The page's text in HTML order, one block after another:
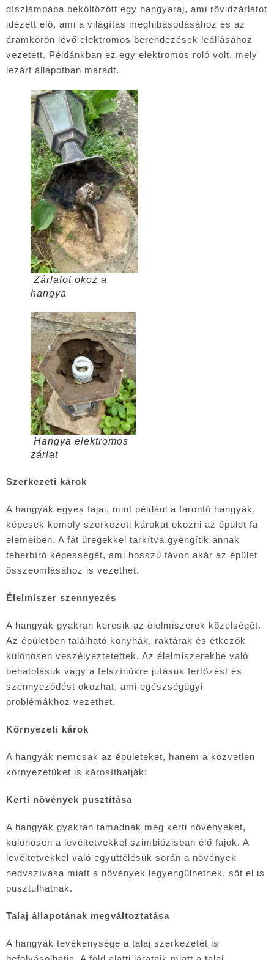
díszlámpába beköltözött egy hangyaraj, ami rövidzárlatot
idézett elő, ami a világítás meghibásodásához és az
áramkörön lévő elektromos berendezések leállásához
vezetett. Példánkban ez egy elektromos roló volt, mely
lezárt állapotban maradt.
Zárlatot okoz a
hangya
Hangya elektromos
zárlat
Szerkezeti károk
A hangyák egyes fajai, mint például a farontó hangyák,
képesek komoly szerkezeti károkat okozni az épület fa
elemeiben. A fát üregekkel tarkítva gyengítik annak
teherbíró képességét, ami hosszú távon akár az épület
összeomlásához is vezethet.
Élelmiszer szennyezés
A hangyák gyakran keresik az élelmiszerek közelségét.
Az épületben található konyhák, raktárak és étkezők
különösen veszélyeztetettek. Az élelmiszerekbe való
behatolásuk vagy a felszínükre jutásuk fertőzést és
szennyeződést okozhat, ami egészségügyi
problémákhoz vezethet.
Környezeti károk
A hangyák nemcsak az épületeket, hanem a közvetlen
környezetüket is károsíthatják:
Kerti növények pusztítása
A hangyák gyakran támadnak meg kerti növényeket,
különösen a levéltetvekkel szimbiózisban élő fajok. A
levéltetvekkel való együttélésük során a növények
nedvszívása miatt a növények legyengülhetnek, sőt el is
pusztulhatnak.
Talaj állapotának megváltoztatása
A hangyák tevékenysége a talaj szerkezetét is